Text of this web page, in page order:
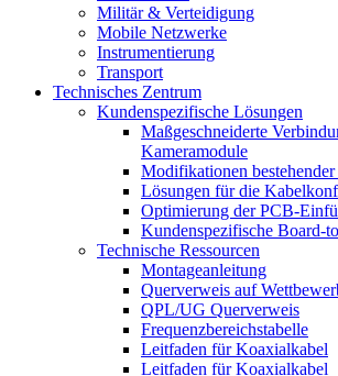
Militär & Verteidigung
Mobile Netzwerke
Instrumentierung
Transport
Technisches Zentrum
Kundenspezifische Lösungen
Maßgeschneiderte
Kameramodule
Modifikationen
Lösungen für die
Optimierung der PCB-
Kundenspezifische Board-
Technische Ressourcen
Montageanleitung
Querverweis auf
QPL/UG Querverweis
Frequenzbereichstabelle
Leitfaden für Koaxialkabel
Leitfaden für Koaxialkabel